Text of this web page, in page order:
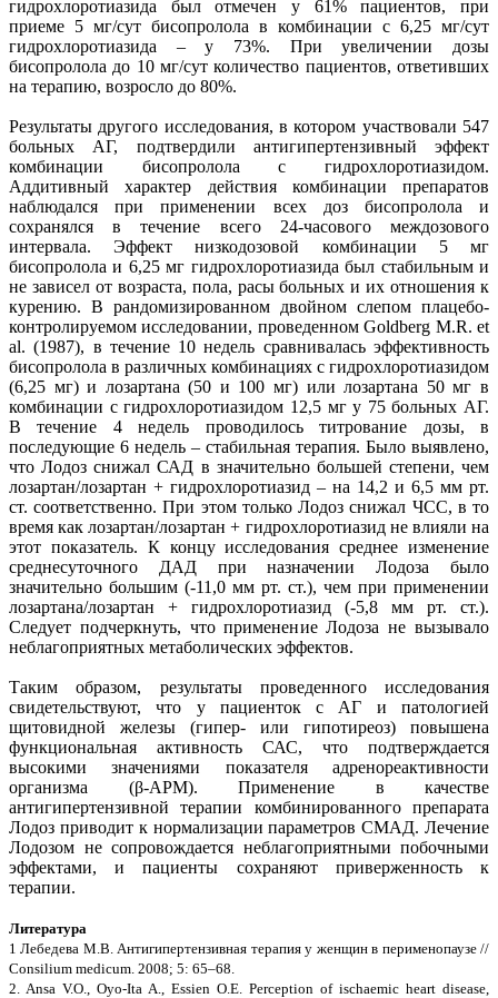
гидрохлоротиазида был отмечен у 61% пациентов, при
приеме 5 мг/сут бисопролола в комбинации с 6,25 мг/сут
гидрохлоротиазида – у 73%. При увеличении дозы
бисопролола до 10 мг/сут количество пациентов, ответивших
на терапию, возросло до 80%.
Результаты другого исследования, в котором участвовали 547
больных АГ, подтвердили антигипертензивный эффект
комбинации бисопролола с гидрохлоротиазидом.
Аддитивный характер действия комбинации препаратов
наблюдался при применении всех доз бисопролола и
сохранялся в течение всего 24-часового междозового
интервала. Эффект низкодозовой комбинации 5 мг
бисопролола и 6,25 мг гидрохлоротиазида был стабильным и
не зависел от возраста, пола, расы больных и их отношения к
курению. В рандомизированном двойном слепом плацебо-
контролируемом исследовании, проведенном Goldberg M.R. et
al. (1987), в течение 10 недель сравнивалась эффективность
бисопролола в различных комбинациях с гидрохлоротиазидом
(6,25 мг) и лозартана (50 и 100 мг) или лозартана 50 мг в
комбинации с гидрохлоротиазидом 12,5 мг у 75 больных АГ.
В течение 4 недель проводилось титрование дозы, в
последующие 6 недель – стабильная терапия. Было выявлено,
что Лодоз снижал САД в значительно большей степени, чем
лозартан/лозартан + гидрохлоротиазид – на 14,2 и 6,5 мм рт.
ст. соответственно. При этом только Лодоз снижал ЧСС, в то
время как лозартан/лозартан + гидрохлоротиазид не влияли на
этот показатель. К концу исследования среднее изменение
среднесуточного ДАД при назначении Лодоза было
значительно большим (-11,0 мм рт. ст.), чем при применении
лозартана/лозартан + гидрохлоротиазид (-5,8 мм рт. ст.).
Следует подчеркнуть, что применение Лодоза не вызывало
неблагоприятных метаболических эффектов.
Таким образом, результаты проведенного исследования
свидетельствуют, что у пациенток с АГ и патологией
щитовидной железы (гипер- или гипотиреоз) повышена
функциональная активность САС, что подтверждается
высокими значениями показателя адренореактивности
организма (β-АРМ). Применение в качестве
антигипертензивной терапии комбинированного препарата
Лодоз приводит к нормализации параметров СМАД. Лечение
Лодозом не сопровождается неблагоприятными побочными
эффектами, и пациенты сохраняют приверженность к
терапии.
Литература
1 Лебедева М.В. Антигипертензивная терапия у женщин в перименопаузе //
Consilium medicum. 2008; 5: 65–68.
2. Ansa V.O., Oyo-Ita A., Essien O.E. Perception of ischaemic heart disease,